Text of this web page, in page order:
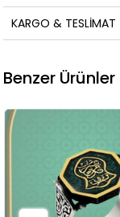
KARGO & TESLIMAT
Benzer Ürünler